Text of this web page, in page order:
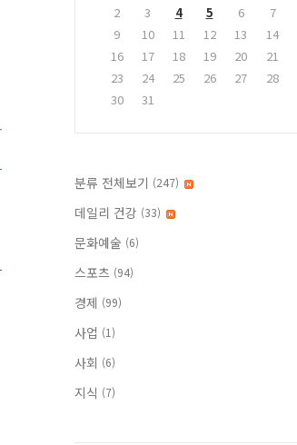
2
3 4 5 6 7
9
10 11 12 13 14
16
17 18 19 20 21
23
24 25 26 27 28
30
31
분류 전체보기 (247)
데일리 건강 (33)
문화예술 (6)
스포츠 (94)
경제 (99)
사업 (1)
사회 (6)
지식 (7)